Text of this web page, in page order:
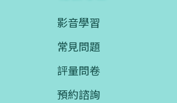
影音學習
常見問題
評量問卷
預約諮詢